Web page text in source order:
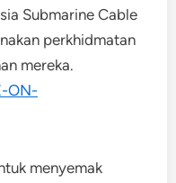
Submarine Cable
perkhidmatan
mereka.
ON-
menyemak